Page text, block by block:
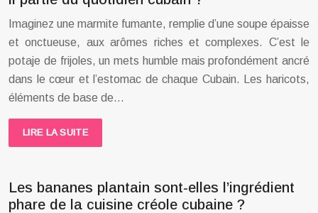
Imaginez une marmite fumante, remplie d’une soupe épaisse
et onctueuse, aux arômes riches et complexes. C’est le
potaje de frijoles, un mets humble mais profondément ancré
dans le cœur et l’estomac de chaque Cubain. Les haricots,
éléments de base de…
LIRE LA SUITE
Les bananes plantain sont-elles l’ingrédient
phare de la cuisine créole cubaine ?